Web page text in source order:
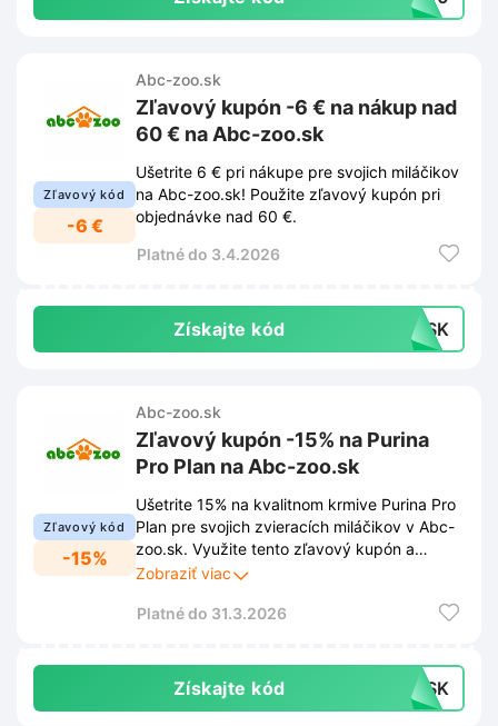
Zľavový kód
-6 €
Abc-zoo.sk
Zľavový kupón -6 € na nákup nad
60 € na Abc-zoo.sk
Ušetrite 6 € pri nákupe pre svojich miláčikov
na Abc-zoo.sk! Použite zľavový kupón pri
objednávke nad 60 €.
Platné do 3.4.2026
Získajte kód C-SK
Zľavový kód
-15%
Abc-zoo.sk
Zľavový kupón -15% na Purina
Pro Plan na Abc-zoo.sk
Ušetrite 15% na kvalitnom krmive Purina Pro
Plan pre svojich zvieracích miláčikov v Abc-
zoo.sk. Využite tento zľavový kupón a
doprajte im to najlepšie za výhodnejšiu cenu.
Zobraziť viac
Platné do 31.3.2026
Získajte kód 15SK